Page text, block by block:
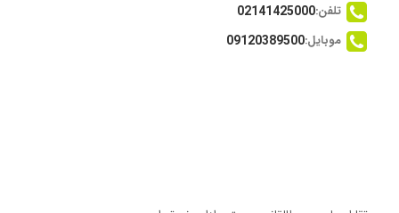
تلفن:02141425000
موبایل:09120389500